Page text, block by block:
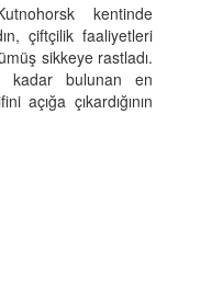
kentinde
çiftçilik faaliyetleri
sikkeye rastladı.
kadar bulunan en
çıkardığının